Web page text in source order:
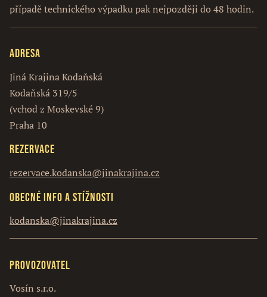
případě technického výpadku pak nejpozději do 48 hodin.
Adresa
Jiná Krajina Kodaňská
Kodaňská 319/5
(vchod z Moskevské 9)
Praha 10
Rezervace
rezervace.kodanska@jinakrajina.cz
Obecné info a stížnosti
kodanska@jinakrajina.cz
Provozovatel
Vosín s.r.o.